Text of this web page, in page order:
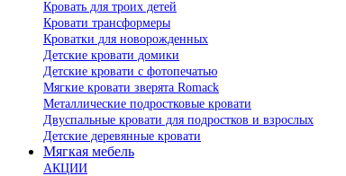
Кровать для троих детей
Кровати трансформеры
Кроватки для новорожденных
Детские кровати домики
Детские кровати с фотопечатью
Мягкие кровати зверята Romack
Металлические подростковые кровати
Двуспальные кровати для подростков и взрослых
Детские деревянные кровати
Мягкая мебель
АКЦИИ